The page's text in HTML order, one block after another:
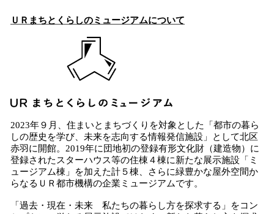
ＵＲまちとくらしのミュージアムについて
2023年９月、住まいとまちづくりを対象とした「都市の暮ら
しの歴史を学び、未来を志向する情報発信施設」として北区
赤羽に開館。2019年に団地初の登録有形⽂化財（建造物）に
登録されたスターハウス等の住棟４棟に新たな展示施設「ミ
ュージアム棟」を加えた計５棟、さらに緑豊かな屋外空間か
らなるＵＲ都市機構の企業ミュージアムです。
「過去・現在・未来 私たちの暮らし方を探求する」をコン